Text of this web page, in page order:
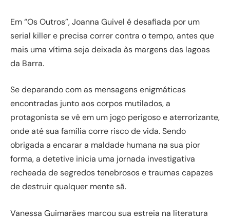
Em “Os Outros”, Joanna Guivel é desafiada por um
serial killer e precisa correr contra o tempo, antes que
mais uma vítima seja deixada às margens das lagoas
da Barra.
Se deparando com as mensagens enigmáticas
encontradas junto aos corpos mutilados, a
protagonista se vê em um jogo perigoso e aterrorizante,
onde até sua família corre risco de vida. Sendo
obrigada a encarar a maldade humana na sua pior
forma, a detetive inicia uma jornada investigativa
recheada de segredos tenebrosos e traumas capazes
de destruir qualquer mente sã.
Vanessa Guimarães marcou sua estreia na literatura